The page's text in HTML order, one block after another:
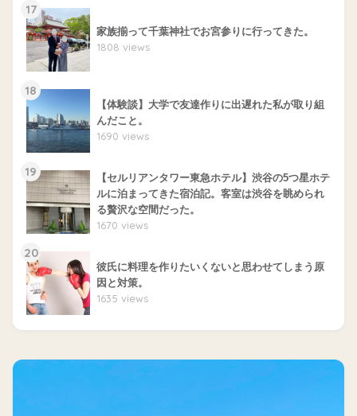
17
家族揃って千葉神社でお宮参りに行ってきた。
1808 views
18
【体験談】大学で友達作りに出遅れた私が取り組
んだこと。
1690 views
19
【セルリアンタワー東急ホテル】渋谷の5つ星ホテ
ルに泊まってきた宿泊記。客室は渋谷を眺められ
る贅沢な空間だった。
1670 views
20
彼氏に料理を作りたいくないと思わせてしまう原
因と対策。
1635 views